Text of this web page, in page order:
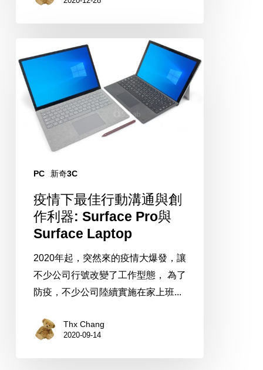
情
下
Surface
Surface
PC 新奇3C
疫情下最佳行動溝通與創
作利器: Surface Pro與
Surface Laptop
2020年起，突然來的疫情大爆發，讓
不少公司行號改變了工作型態， 為了
防疫，不少公司陸續實施在家上班...
Thx Chang
2020-09-14